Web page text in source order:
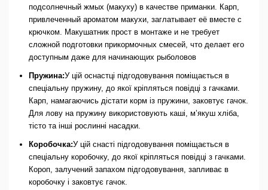
подсолнечный жмых (макуху) в качестве приманки. Карп,
привлеченный ароматом макухи, заглатывает её вместе с
крючком. Макушатник прост в монтаже и не требует
сложной подготовки прикормочных смесей, что делает его
доступным даже для начинающих рыболовов
Пружина:У цій оснастці підгодовування поміщається в
спеціальну пружину, до якої кріпляться повідці з гачками.
Карп, намагаючись дістати корм із пружини, заковтує гачок.
Для лову на пружину використовують каші, м’якуш хліба,
тісто та інші рослинні насадки.
Коробочка:У цій снасті підгодовування поміщається в
спеціальну коробочку, до якої кріпляться повідці з гачками.
Короп, залучений запахом підгодовування, запливає в
коробочку і заковтує гачок.